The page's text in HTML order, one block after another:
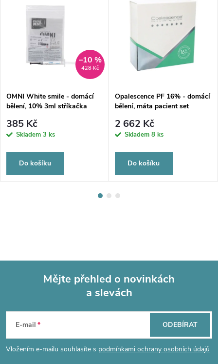
428 Kč
–10 %
OMNI White smile - domácí
bělení, 10% 3ml stříkačka
385 Kč
Skladem 3 ks
Do košíku
Opalescence PF 16% - domácí
bělení, máta pacient set
2 662 Kč
Skladem 8 ks
Do košíku
p
Mějte přehled o novinkách
a slevách
E-mail
Vložením e-mailu souhlasíte s podmínkami ochrany osobních údajů
ODEBÍRAT